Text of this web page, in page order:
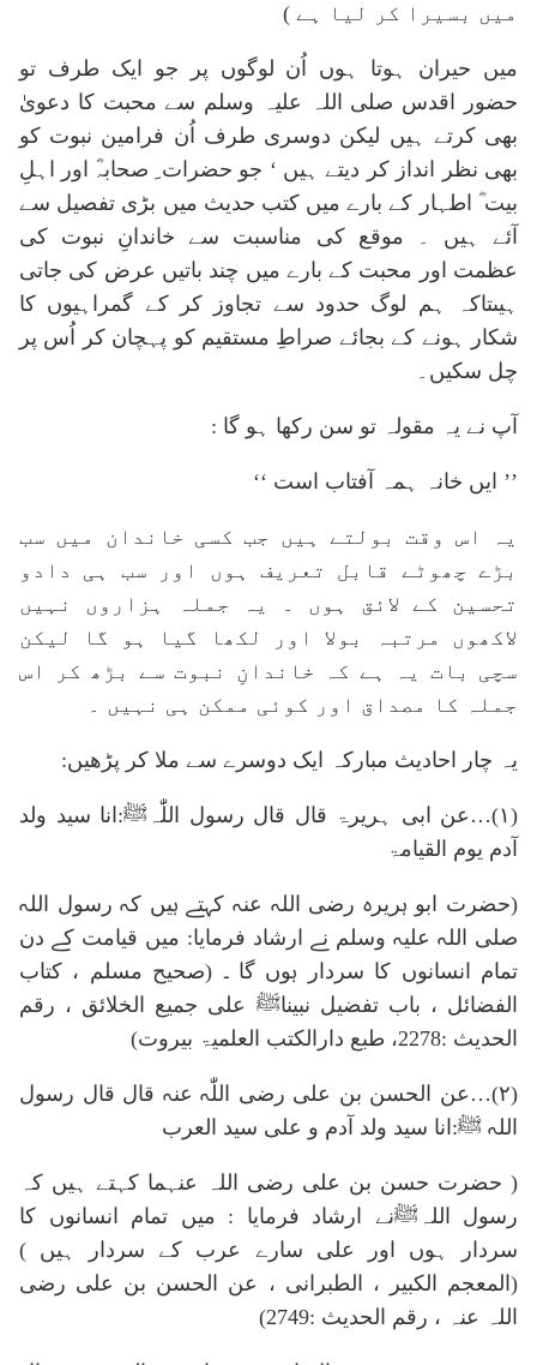
میں بسیرا کر لیا ہے )
میں حیران ہوتا ہوں اُن لوگوں پر جو ایک طرف تو
حضور اقدس صلی اللہ علیہ وسلم سے محبت کا دعویٰ
بھی کرتے ہیں لیکن دوسری طرف اُن فرامین نبوت کو
بھی نظر انداز کر دیتے ہیں ‘ جو حضرات ِ صحابہؓ اور اہلِ
بیت ؓ اطہار کے بارے میں کتب حدیث میں بڑی تفصیل سے
آئے ہیں ۔ موقع کی مناسبت سے خاندانِ نبوت کی
عظمت اور محبت کے بارے میں چند باتیں عرض کی جاتی
ہیںتاکہ ہم لوگ حدود سے تجاوز کر کے گمراہیوں کا
شکار ہونے کے بجائے صراطِ مستقیم کو پہچان کر اُس پر
چل سکیں۔
آپ نے یہ مقولہ تو سن رکھا ہو گا :
’’ ایں خانہ ہمہ آفتاب است ‘‘
یہ اس وقت بولتے ہیں جب کسی خاندان میں سب
بڑے چھوٹے قابل تعریف ہوں اور سب ہی دادو
تحسین کے لائق ہوں ۔ یہ جملہ ہزاروں نہیں
لاکھوں مرتبہ بولا اور لکھا گیا ہو گا لیکن
سچی بات یہ ہے کہ خاندانِ نبوت سے بڑھ کر اس
جملہ کا مصداق اور کوئی ممکن ہی نہیں ۔
یہ چار احادیث مبارکہ ایک دوسرے سے ملا کر پڑھیں:
(۱)…عن ابی ہریرۃ قال قال رسول اللّٰہﷺ:انا سید ولد
آدم یوم القیامۃ
(حضرت ابو ہریرہ رضی اللہ عنہ کہتے ہیں کہ رسول اللہ
صلی اللہ علیہ وسلم نے ارشاد فرمایا: میں قیامت کے دن
تمام انسانوں کا سردار ہوں گا ۔ (صحیح مسلم ، کتاب
الفضائل ، باب تفضیل نبیناﷺ علی جمیع الخلائق ، رقم
الحدیث :2278، طبع دارالکتب العلمیۃ بیروت)
(۲)…عن الحسن بن علی رضی اللّٰہ عنہ قال قال رسول
اللہ ﷺ:انا سید ولد آدم و علی سید العرب
( حضرت حسن بن علی رضی اللہ عنہما کہتے ہیں کہ
رسول اللہﷺنے ارشاد فرمایا : میں تمام انسانوں کا
سردار ہوں اور علی سارے عرب کے سردار ہیں )
(المعجم الکبیر ، الطبرانی ، عن الحسن بن علی رضی
اللہ عنہ ، رقم الحدیث :2749)